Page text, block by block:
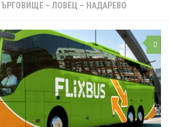
– ЛОВЕЦ – НАДАРЕВО
0